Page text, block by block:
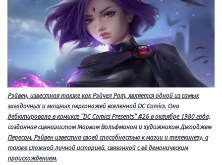
Рэйвен, известная также как Рэйчел Рот, является одной из самых
загадочных и мощных персонажей вселенной DC Comics. Она
дебютировала в комиксе "DC Comics Presents" #26 в октябре 1980 года,
созданная сценаристом Марвом Вольфманом и художником Джорджем
Пересом. Рэйвен известна своей способностью к магии и телекинезу, а
также сложной личной историей, связанной с её демоническим
происхождением.